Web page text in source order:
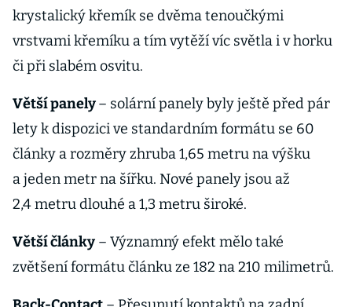
krystalický křemík se dvěma tenoučkými
vrstvami křemíku a tím vytěží víc světla i v horku
či při slabém osvitu.
Větší panely– solární panely byly ještě před pár
lety k dispozici ve standardním formátu se 60
články a rozměry zhruba 1,65 metru na výšku
a jeden metr na šířku. Nové panely jsou až
2,4 metru dlouhé a 1,3 metru široké.
Větší články – Významný efekt mělo také
zvětšení formátu článku ze 182 na 210 milimetrů.